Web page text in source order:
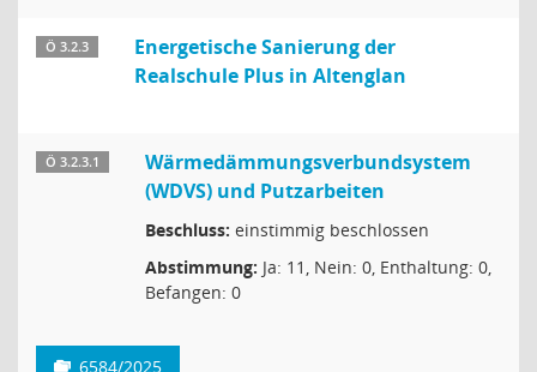
Ö 3.2.3
Energetische Sanierung der
Realschule Plus in Altenglan
Ö 3.2.3.1
Wärmedämmungsverbundsystem
(WDVS) und Putzarbeiten
Beschluss: einstimmig beschlossen
Abstimmung: Ja: 11, Nein: 0, Enthaltung: 0,
Befangen: 0
6584/2025